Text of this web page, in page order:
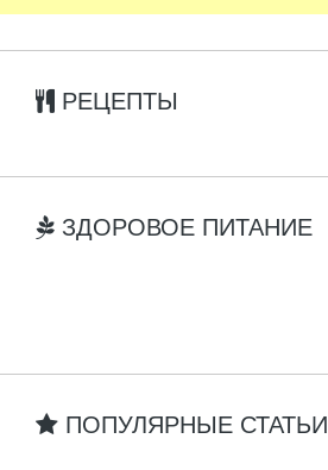
РЕЦЕПТЫ
ЗДОРОВОЕ ПИТАНИЕ
ПОПУЛЯРНЫЕ СТАТЬИ